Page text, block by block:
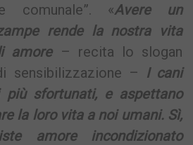
comunale”. «Avere un
rende la nostra vita
amore– recita lo slogan
sensibilizzazione – I cani
sfortunati, e aspettano
la loro vita a noi umani. Sì,
amore incondizionato